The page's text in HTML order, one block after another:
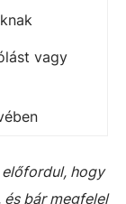
vagy
előfordul, hogy
bár megfelel